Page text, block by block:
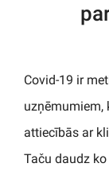
Covid-19 ir
uzņēmumiem,
attiecībās ar
Taču daudz